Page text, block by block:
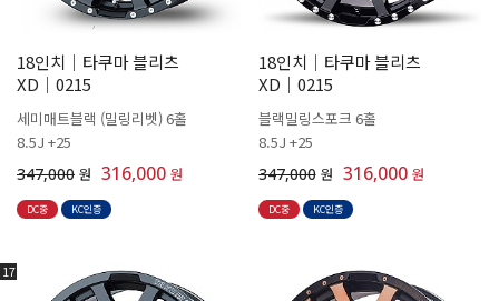
18인치│타쿠마 블리츠
XD│0215
세미매트블랙 (밀링리벳) 6홀
8.5J +25
347,000 원 316,000 원
DC중 KC인증
18인치│타쿠마 블리츠
XD│0215
블랙밀링스포크 6홀
8.5J +25
347,000 원 316,000 원
DC중 KC인증
17